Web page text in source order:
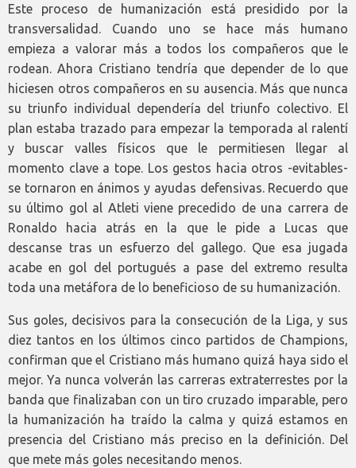
Este proceso de humanización está presidido por la
transversalidad. Cuando uno se hace más humano
empieza a valorar más a todos los compañeros que le
rodean. Ahora Cristiano tendría que depender de lo que
hiciesen otros compañeros en su ausencia. Más que nunca
su triunfo individual dependería del triunfo colectivo. El
plan estaba trazado para empezar la temporada al ralentí
y buscar valles físicos que le permitiesen llegar al
momento clave a tope. Los gestos hacia otros -evitables-
se tornaron en ánimos y ayudas defensivas. Recuerdo que
su último gol al Atleti viene precedido de una carrera de
Ronaldo hacia atrás en la que le pide a Lucas que
descanse tras un esfuerzo del gallego. Que esa jugada
acabe en gol del portugués a pase del extremo resulta
toda una metáfora de lo beneficioso de su humanización.
Sus goles, decisivos para la consecución de la Liga, y sus
diez tantos en los últimos cinco partidos de Champions,
confirman que el Cristiano más humano quizá haya sido el
mejor. Ya nunca volverán las carreras extraterrestes por la
banda que finalizaban con un tiro cruzado imparable, pero
la humanización ha traído la calma y quizá estamos en
presencia del Cristiano más preciso en la definición. Del
que mete más goles necesitando menos.